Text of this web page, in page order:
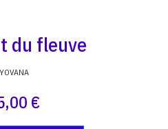
du fleuve
YOVANA
€